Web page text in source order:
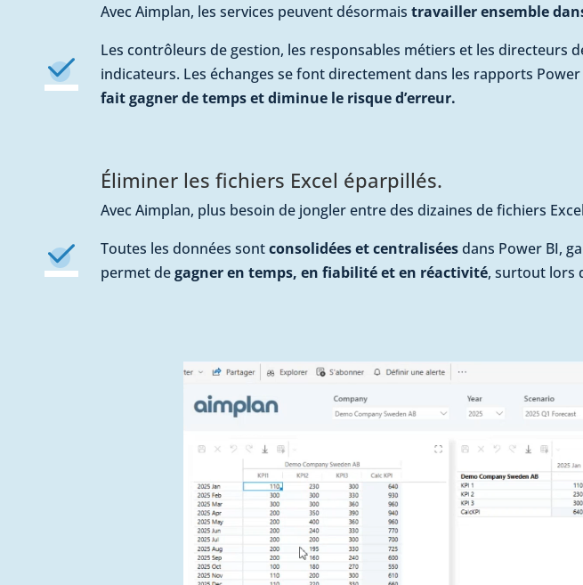
Avec Aimplan, les services peuvent désormais travailler ensemble
Les contrôleurs de gestion, les responsables métiers et les directeurs
indicateurs. Les échanges se font directement dans les rapports
fait gagner de temps et diminue le risque d’erreur.
Éliminer les fichiers Excel éparpillés.
Avec Aimplan, plus besoin de jongler entre des dizaines de fichiers
Toutes les données sontconsolidées et centraliséesdans Power BI,
permet degagner en temps, en fiabilité et en réactivité, surtout lors